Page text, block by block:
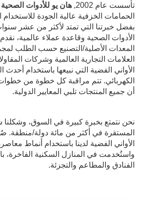
تأسست عام 2002, هان يو للأدوات الصحية
الحمامات الخزفية عالية الجودة
بفضل خبرتنا التي تمتد لأكثر من عشر
الأدوات الصحية وقاعدة عملاء عالمية،
المعدات الأصلية/التصنيع حسب الطلب
العلامات التجارية العالمية وشركات
الأواني الفضية التي نبيعها باستخدام أحدث
الكهربائي. تتم مراقبة كل خطوة من خطوات
أن جميع المنتجات تلبي المعايير الدولية.
نحن نتمتع بخبرة كبيرة في السوق،
المستقرة في أكثر من مائة دولة/
الأواني الفضية لدينا باستخدام أنماط
واستُخدمت في المنازل السكنية الفاخرة،
الفنادق والمطاعم والتجزئة.